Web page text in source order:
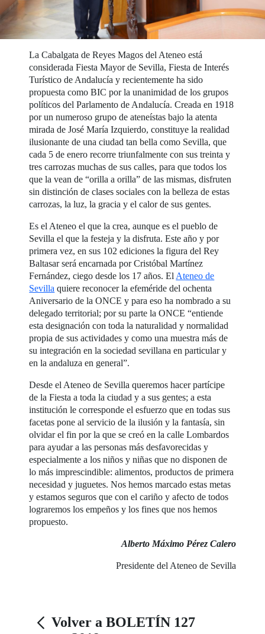
La Cabalgata de Reyes Magos del Ateneo está
considerada Fiesta Mayor de Sevilla, Fiesta de Interés
Turístico de Andalucía y recientemente ha sido
propuesta como BIC por la unanimidad de los grupos
políticos del Parlamento de Andalucía. Creada en 1918
por un numeroso grupo de ateneístas bajo la atenta
mirada de José María Izquierdo, constituye la realidad
ilusionante de una ciudad tan bella como Sevilla, que
cada 5 de enero recorre triunfalmente con sus treinta y
tres carrozas muchas de sus calles, para que todos los
que la vean de “orilla a orilla” de las mismas, disfruten
sin distinción de clases sociales con la belleza de estas
carrozas, la luz, la gracia y el calor de sus gentes.
Es el Ateneo el que la crea, aunque es el pueblo de
Sevilla el que la festeja y la disfruta. Este año y por
primera vez, en sus 102 ediciones la figura del Rey
Baltasar será encarnada por Cristóbal Martínez
Fernández, ciego desde los 17 años. El Ateneo de
Sevilla quiere reconocer la efeméride del ochenta
Aniversario de la ONCE y para eso ha nombrado a su
delegado territorial; por su parte la ONCE “entiende
esta designación con toda la naturalidad y normalidad
propia de sus actividades y como una muestra más de
su integración en la sociedad sevillana en particular y
en la andaluza en general”.
Desde el Ateneo de Sevilla queremos hacer partícipe
de la Fiesta a toda la ciudad y a sus gentes; a esta
institución le corresponde el esfuerzo que en todas sus
facetas pone al servicio de la ilusión y la fantasía, sin
olvidar el fin por la que se creó en la calle Lombardos
para ayudar a las personas más desfavorecidas y
especialmente a los niños y niñas que no disponen de
lo más imprescindible: alimentos, productos de primera
necesidad y juguetes. Nos hemos marcado estas metas
y estamos seguros que con el cariño y afecto de todos
lograremos los empeños y los fines que nos hemos
propuesto.
Alberto Máximo Pérez Calero
Presidente del Ateneo de Sevilla
Volver a BOLETÍN 127